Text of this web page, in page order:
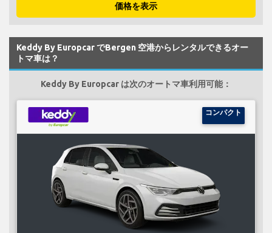
価格を表示
Keddy By Europcar でBergen 空港からレンタルできるオー
トマ車は？
Keddy By Europcar は次のオートマ車利用可能：
コンパクト